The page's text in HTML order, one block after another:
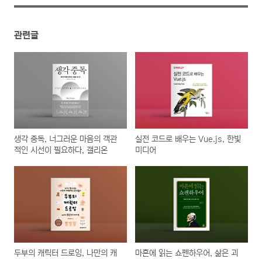
관련글
생각 중독, 너그러운 마음의 객관
적인 시선이 필요하다, 갤리온
실전 코드로 배우는 Vue.js, 한빛
미디어
두부의 캐릭터 드로잉, 나만의 캐
마흔에 읽는 쇼펜하우어, 삶은 괴